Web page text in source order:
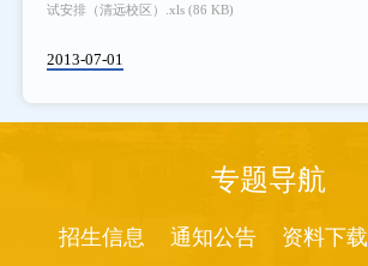
试安排（清远校区）.xls (86 KB)
2013-07-01
专题导航
招生信息 通知公告 资料下载